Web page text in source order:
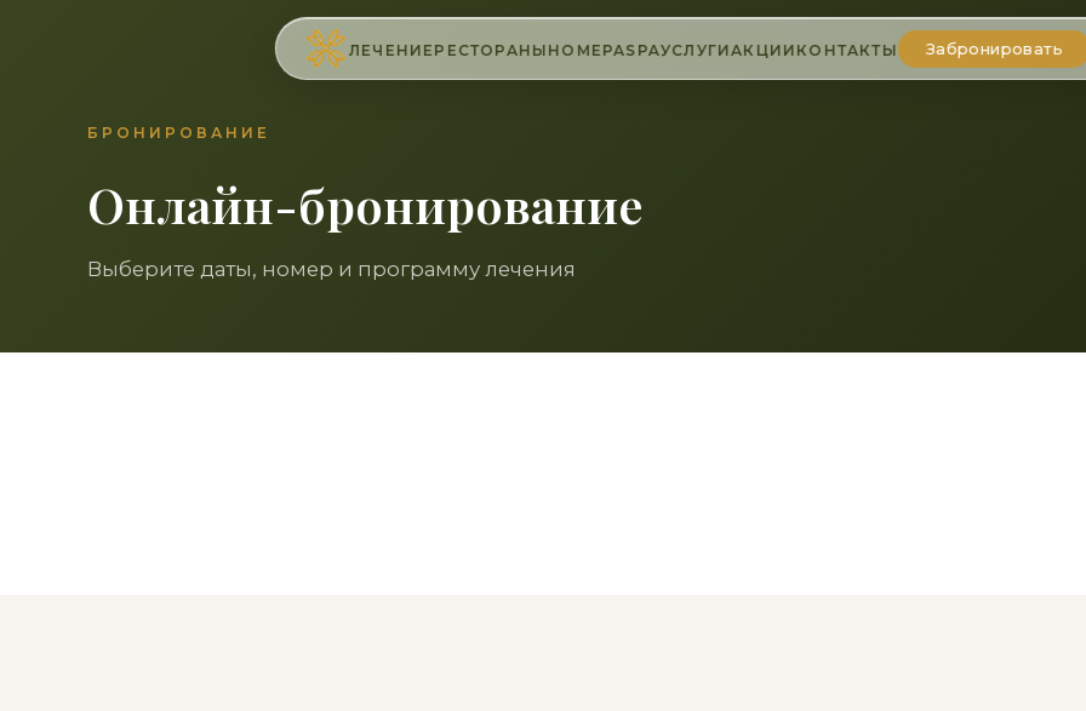
ЛЕЧЕНИЕ РЕСТОРАНЫ НОМЕРАSPAУСЛУГИАКЦИИ КОНТАКТЫ Забронировать
БРОНИРОВАНИЕ
Онлайн-бронирование
Выберите даты, номер и программу лечения